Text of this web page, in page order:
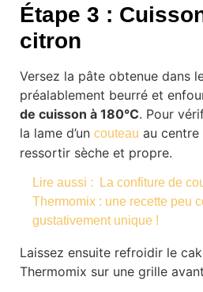
Étape 3 :
citron
Versez la pâte obtenue dans
préalablement beurré et
de cuisson à 180°C. Pour
la lame d’un couteau au
ressortir sèche et propre.
Lire aussi :
La confiture de
Thermomix : une recette peu
gustativement unique !
Laissez ensuite refroidir le
Thermomix sur une grille